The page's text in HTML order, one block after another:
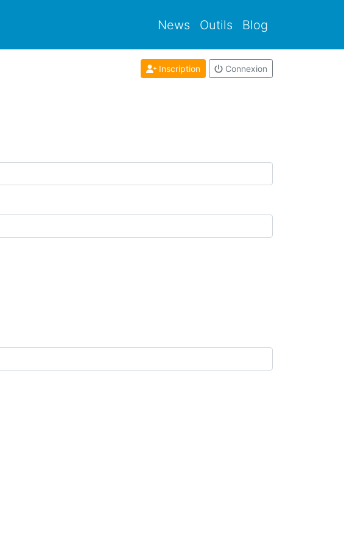
News Outils Blog
Inscription Connexion